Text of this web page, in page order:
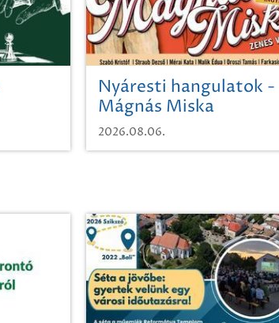
Nyáresti hangulatok -
Mágnás Miska
2026.08.06.